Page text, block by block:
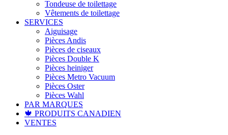
Tondeuse de toilettage
Vêtements de toilettage
SERVICES
Aiguisage
Pièces Andis
Pièces de ciseaux
Pièces Double K
Pièces heiniger
Pièces Metro Vacuum
Pièces Oster
Pièces Wahl
PAR MARQUES
🍁 PRODUITS CANADIEN
VENTES